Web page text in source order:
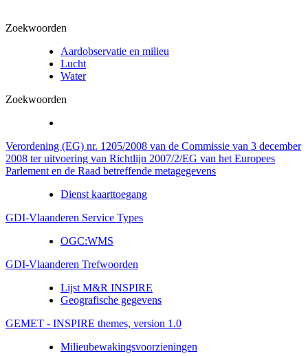
Zoekwoorden
Aardobservatie en milieu
Lucht
Water
Zoekwoorden
Verordening (EG) nr. 1205/2008 van de Commissie van 3 december
2008 ter uitvoering van Richtlijn 2007/2/EG van het Europees
Parlement en de Raad betreffende metagegevens
Dienst kaarttoegang
GDI-Vlaanderen Service Types
OGC:WMS
GDI-Vlaanderen Trefwoorden
Lijst M&R INSPIRE
Geografische gegevens
GEMET - INSPIRE themes, version 1.0
Milieubewakingsvoorzieningen